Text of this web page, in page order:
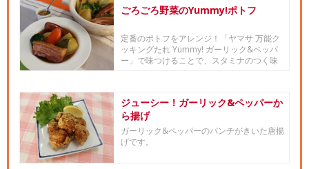
ごろごろ野菜のYummy!ポトフ
定番のポトフをアレンジ！「ヤマサ 万能ク
ッキングたれ Yummy! ガーリック&ペッパ
ー」で味つけることで、スタミナのつく味
ジューシー！ガーリック&ペッパーか
ら揚げ
ガーリック&ペッパーのパンチがきいた唐揚
げです。